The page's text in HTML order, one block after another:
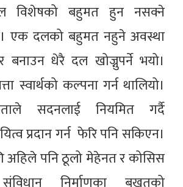
विशेषको बहुमत हुन नसक्ने
एक दलको बहुमत नहुने अवस्था
बनाउन धेरै दल खोज्नुपर्ने भयो।
स्वार्थको कल्पना गर्न थालियो।
सदनलाई नियमित गर्दै
प्रदान गर्न फेरि पनि सकिएन।
अहिले पनि ठूलो मेहेनत र कोसिस